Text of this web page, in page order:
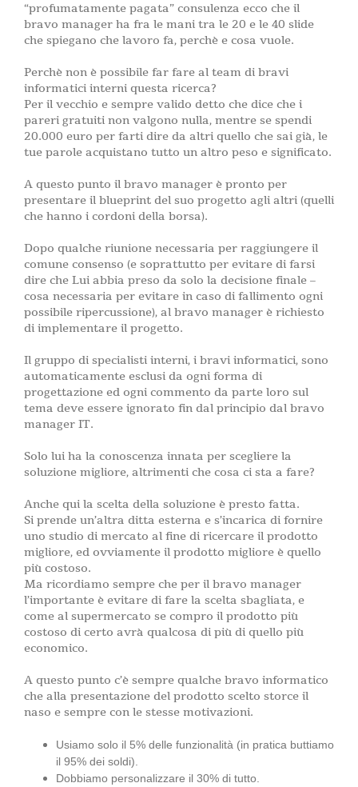
“profumatamente pagata” consulenza ecco che il
bravo manager ha fra le mani tra le 20 e le 40 slide
che spiegano che lavoro fa, perchè e cosa vuole.
Perchè non è possibile far fare al team di bravi
informatici interni questa ricerca?
Per il vecchio e sempre valido detto che dice che i
pareri gratuiti non valgono nulla, mentre se spendi
20.000 euro per farti dire da altri quello che sai già, le
tue parole acquistano tutto un altro peso e significato.
A questo punto il bravo manager è pronto per
presentare il blueprint del suo progetto agli altri (quelli
che hanno i cordoni della borsa).
Dopo qualche riunione necessaria per raggiungere il
comune consenso (e soprattutto per evitare di farsi
dire che Lui abbia preso da solo la decisione finale –
cosa necessaria per evitare in caso di fallimento ogni
possibile ripercussione), al bravo manager è richiesto
di implementare il progetto.
Il gruppo di specialisti interni, i bravi informatici, sono
automaticamente esclusi da ogni forma di
progettazione ed ogni commento da parte loro sul
tema deve essere ignorato fin dal principio dal bravo
manager IT.
Solo lui ha la conoscenza innata per scegliere la
soluzione migliore, altrimenti che cosa ci sta a fare?
Anche qui la scelta della soluzione è presto fatta.
Si prende un’altra ditta esterna e s’incarica di fornire
uno studio di mercato al fine di ricercare il prodotto
migliore, ed ovviamente il prodotto migliore è quello
più costoso.
Ma ricordiamo sempre che per il bravo manager
l’importante è evitare di fare la scelta sbagliata, e
come al supermercato se compro il prodotto più
costoso di certo avrà qualcosa di più di quello più
economico.
A questo punto c’è sempre qualche bravo informatico
che alla presentazione del prodotto scelto storce il
naso e sempre con le stesse motivazioni.
Usiamo solo il 5% delle funzionalità (in pratica buttiamo
il 95% dei soldi).
Dobbiamo personalizzare il 30% di tutto.